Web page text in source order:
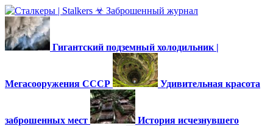
Гигантский подземный холодильник |
Мегасооружения СССР Удивительная красота
заброшенных мест История исчезнувшего